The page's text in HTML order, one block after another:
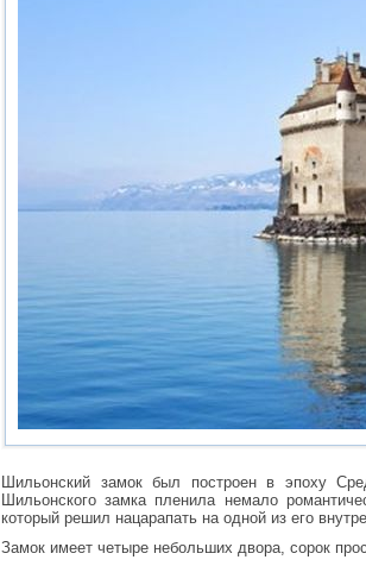
Шильонский замок был построен в эпоху
Шильонского замка пленила немало
который решил нацарапать на одной из его
Замок имеет четыре небольших двора, сорок